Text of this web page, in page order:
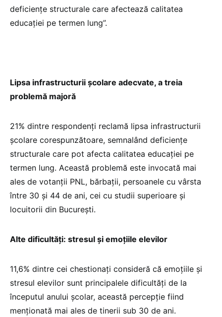
deficiențe structurale care afectează calitatea
educației pe termen lung”.
Lipsa infrastructurii școlare adecvate, a treia
problemă majoră
21% dintre respondenți reclamă lipsa infrastructurii
școlare corespunzătoare, semnalând deficiențe
structurale care pot afecta calitatea educației pe
termen lung. Această problemă este invocată mai
ales de votanții PNL, bărbații, persoanele cu vârsta
între 30 și 44 de ani, cei cu studii superioare și
locuitorii din București.
Alte dificultăți: stresul și emoțiile elevilor
11,6% dintre cei chestionați consideră că emoțiile și
stresul elevilor sunt principalele dificultăți de la
începutul anului școlar, această percepție fiind
menționată mai ales de tinerii sub 30 de ani.